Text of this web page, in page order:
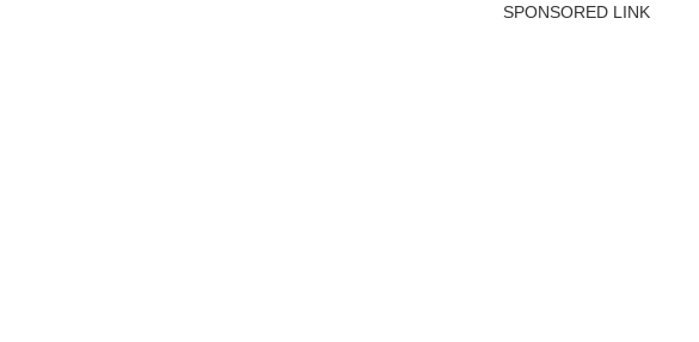
SPONSORED LINK